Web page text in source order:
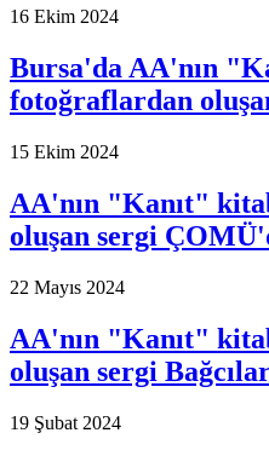
16 Ekim 2024
Bursa'da AA'nın
fotoğraflardan
15 Ekim 2024
AA'nın "Kanıt"
oluşan sergi
22 Mayıs 2024
AA'nın "Kanıt"
oluşan sergi
19 Şubat 2024